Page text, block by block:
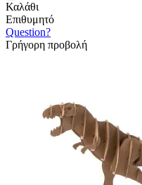
Καλάθι
Επιθυμητό
Question?
Γρήγορη προβολή